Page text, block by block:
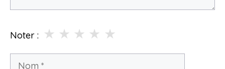
Noter : ★
★
★
★
★
Nom